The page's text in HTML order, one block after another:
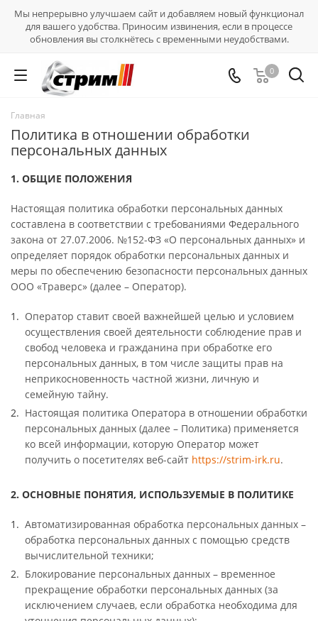
Мы непрерывно улучшаем сайт и добавляем новый функционал
для вашего удобства. Приносим извинения, если в процессе
обновления вы столкнётесь с временными неудобствами.
0
Главная
Политика в отношении обработки
персональных данных
1. ОБЩИЕ ПОЛОЖЕНИЯ
Настоящая политика обработки персональных данных
составлена в соответствии с требованиями Федерального
закона от 27.07.2006. №152-ФЗ «О персональных данных» и
определяет порядок обработки персональных данных и
меры по обеспечению безопасности персональных данных
ООО «Траверс» (далее – Оператор).
Оператор ставит своей важнейшей целью и условием
осуществления своей деятельности соблюдение прав и
свобод человека и гражданина при обработке его
персональных данных, в том числе защиты прав на
неприкосновенность частной жизни, личную и
семейную тайну.
Настоящая политика Оператора в отношении обработки
персональных данных (далее – Политика) применяется
ко всей информации, которую Оператор может
получить о посетителях веб-сайт https://strim-irk.ru.
2. ОСНОВНЫЕ ПОНЯТИЯ, ИСПОЛЬЗУЕМЫЕ В ПОЛИТИКЕ
Автоматизированная обработка персональных данных –
обработка персональных данных с помощью средств
вычислительной техники;
Блокирование персональных данных – временное
прекращение обработки персональных данных (за
исключением случаев, если обработка необходима для